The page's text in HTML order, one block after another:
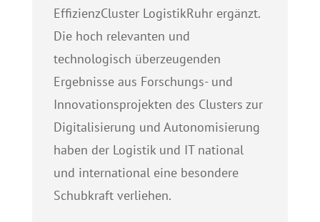
EffizienzCluster LogistikRuhr ergänzt.
Die hoch relevanten und
technologisch überzeugenden
Ergebnisse aus Forschungs- und
Innovationsprojekten des Clusters zur
Digitalisierung und Autonomisierung
haben der Logistik und IT national
und international eine besondere
Schubkraft verliehen.